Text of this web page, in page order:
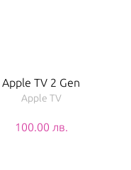
Apple TV 2 Gen
Apple TV
100.00 лв.